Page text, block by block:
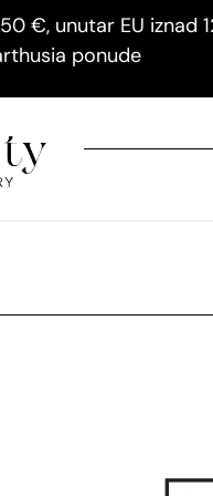
€, unutar EU iznad
ponude